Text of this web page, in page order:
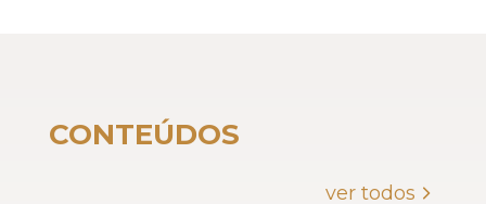
CONTEÚDOS
ver todos